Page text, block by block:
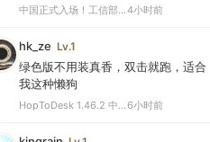
中国正式入场！工信部批复eSIM手机商用试验，2026或成爆发元年4小时前
hk_ze Lv.1
绿色版不用装真香，双击就跑，适合
我这种懒狗
HopToDesk 1.46.2 中文绿色版（免费远程协助工具）6小时前